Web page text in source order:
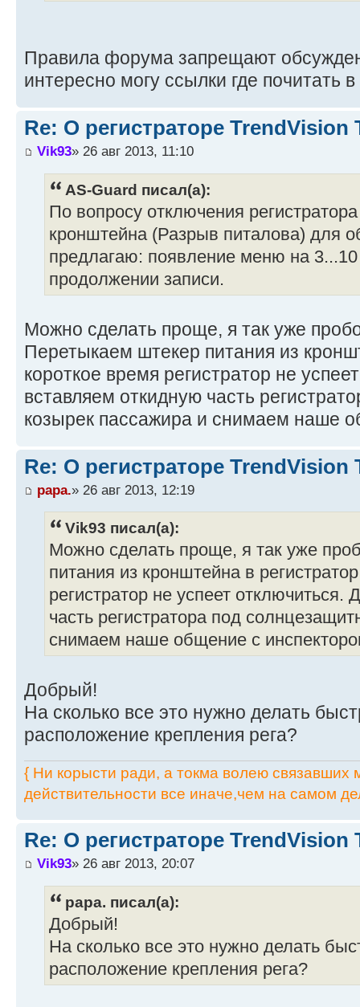
Правила форума запрещают
интересно могу ссылки где почитать
Re: О регистраторе TrendVision
Vik93» 26 авг 2013, 11:10
AS-Guard писал(а):
По вопросу отключения
кронштейна (Разрыв питалова) для
предлагаю: появление меню на
продолжении записи.
Можно сделать проще, я так уже
Перетыкаем штекер питания из
короткое время регистратор не
вставляем откидную часть
козырек пассажира и снимаем наше
Re: О регистраторе TrendVision
papa.» 26 авг 2013, 12:19
Vik93 писал(а):
Можно сделать проще, я так уже
питания из кронштейна в
регистратор не успеет
часть регистратора под
снимаем наше общение с
Добрый!
На сколько все это нужно делать
расположение крепления рега?
{ Ни корысти ради, а токма волею связавших
действительности все иначе,чем на самом
Re: О регистраторе TrendVision
Vik93» 26 авг 2013, 20:07
papa. писал(а):
Добрый!
На сколько все это нужно делать
расположение крепления рега?